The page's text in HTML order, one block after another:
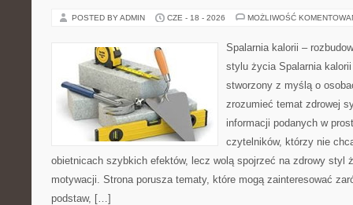
POSTED BY ADMIN CZE - 18 - 2026 MOŻLIWOŚĆ
Spalarnia kalorii –
stylu życia Spalarnia
stworzony z myślą o
zrozumieć temat zdrowej
informacji podanych w
czytelników, którzy nie
obietnicach szybkich efektów, lecz wolą spojrzeć na zdrowy styl
motywacji. Strona porusza tematy, które mogą zainteresować
podstaw, […]